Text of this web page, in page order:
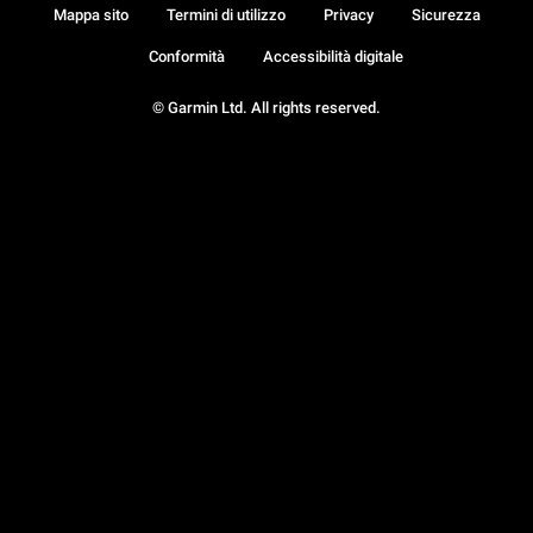
© Garmin Ltd. All rights reserved.
Mappa sito Termini di utilizzo Privacy Sicurezza
Conformità Accessibilità digitale